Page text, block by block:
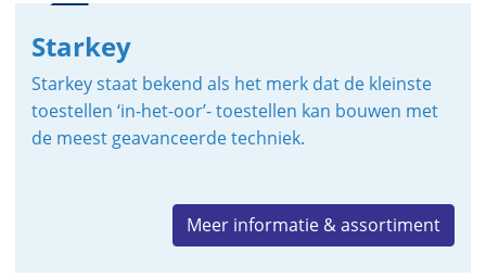
Starkey
Starkey staat bekend als het merk dat de kleinste
toestellen ‘in-het-oor’- toestellen kan bouwen met
de meest geavanceerde techniek.
Meer informatie & assortiment